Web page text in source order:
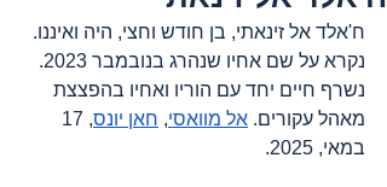
ח'אלד אל זינאתי, בן חודש וחצי, היה ואיננו.
נקרא על שם אחיו שנהרג בנובמבר 2023.
נשרף חיים יחד עם הוריו ואחיו בהפצצת
מאהל עקורים. אל מוואסי, חאן יונס
במאי, 2025.